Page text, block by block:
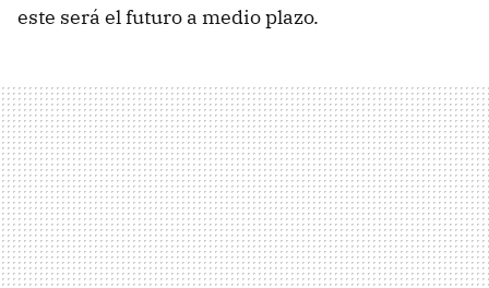
este será el futuro a medio plazo.